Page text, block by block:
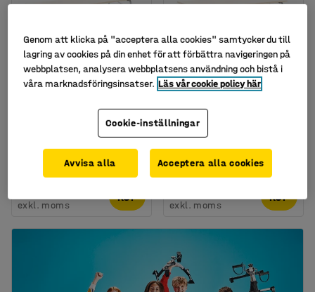
1800x700x720 mm,
björklaminat
349402
exkl. moms
KÖP
Fällbord NICKE,
1800x800x720 mm,
silver, björklaminat
Art. nr:349362
exkl. moms
KÖP
Genom att klicka på "acceptera alla cookies" samtycker du till
lagring av cookies på din enhet för att förbättra navigeringen på
webbplatsen, analysera webbplatsens användning och bistå i
våra marknadsföringsinsatser. Läs vår cookie policy här
Cookie-inställningar
Avvisa alla Acceptera alla cookies